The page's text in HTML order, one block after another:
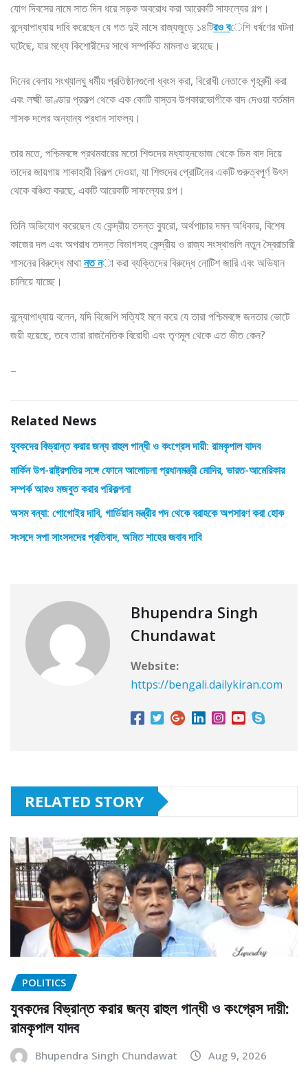
যোগ দিবসের নামে সাত দিন ধরে সড়ক অবরোধ করা আরেকটি সাফল্যের গল্প।
বন্দ্যোপাধ্যায় দাবি করেছেন যে গত দুই মাসে রাজ্যজুড়ে ১৪টিরও বেশি ধর্ষণের ঘটনা
ঘটেছে, যার মধ্যে কিশোরীদের সাথে সম্পর্কিত মামলাও রয়েছে।
দিনের বেলায় সংখ্যালঘু ধর্মীয় প্রতিষ্ঠানগুলো ধ্বংস করা, বিরোধী নেতাকে গৃহবন্দী করা
এবং লক্ষ্মী ভাণ্ডার প্রকল্প থেকে এক কোটি বাস্তব উপকারভোগীকে বাদ দেওয়া বর্তমান
শাসক দলের অন্যান্য প্রধান সাফল্য।
তার মতে, পশ্চিমবঙ্গে প্রথমবারের মতো শিশুদের মধ্যাহ্নভোজ থেকে ডিম বাদ দিয়ে
তাদের জায়গায় শাকাহারী বিকল্প দেওয়া, যা শিশুদের প্রোটিনের একটি গুরুত্বপূর্ণ উৎস
থেকে বঞ্চিত করছে, একটি আরেকটি সাফল্যের গল্প।
তিনি অভিযোগ করেছেন যে কেন্দ্রীয় তদন্ত ব্যুরো, অর্থপাচার দমন অধিকার, বিশেষ
কাজের দল এবং অপরাধ তদন্ত বিভাগসহ কেন্দ্রীয় ও রাজ্য সংস্থাগুলি নতুন স্বৈরাচারী
শাসনের বিরুদ্ধে মাথানত না করা ব্যক্তিদের বিরুদ্ধে নোটিশ জারি এবং অভিযান
চালিয়ে যাচ্ছে।
বন্দ্যোপাধ্যায় বলেন, যদি বিজেপি সত্যিই মনে করে যে তারা পশ্চিমবঙ্গে জনতার ভোটে
জয়ী হয়েছে, তবে তারা রাজনৈতিক বিরোধী এবং তৃণমূল থেকে এত ভীত কেন?
–
Related News
যুবকদের বিভ্রান্ত করার জন্য রাহুল গান্ধী ও কংগ্রেস দায়ী: রামকৃপাল যাদব
মার্কিন উপ-রাষ্ট্রপতির সঙ্গে ফোনে আলোচনা প্রধানমন্ত্রী মোদির, ভারত-আমেরিকার
সম্পর্ক আরও মজবুত করার পরিকল্পনা
অসম বন্যা: গোগোইর দাবি, গার্ডিয়ান মন্ত্রীর পদ থেকে বরাহকে অপসারণ করা হোক
সংসদে সপা সাংসদদের প্রতিবাদ, অমিত শাহের জবাব দাবি
Bhupendra Singh
Chundawat
Website:
https://bengali.dailykiran.com
RELATED STORY
POLITICS
যুবকদের বিভ্রান্ত করার জন্য রাহুল গান্ধী ও কংগ্রেস দায়ী:
রামকৃপাল যাদব
Bhupendra Singh Chundawat Aug 9, 2026